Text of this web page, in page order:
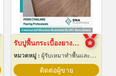
รับปูพื้นกระเบื้องยางลายไม้
หมวดหมู่ : ผู้รับเหมาทำพื้นและทางเดิน
ติดต่อผู้ขาย